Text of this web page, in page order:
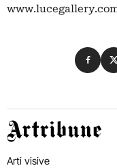
Artribune
Arti visive